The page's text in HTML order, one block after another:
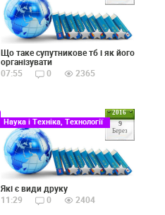
Що таке супутникове тб і як його
організувати
07:55
0 2365
2016
9
Берез
Наука і Техніка, Технології
Які є види друку
11:29
0 2404